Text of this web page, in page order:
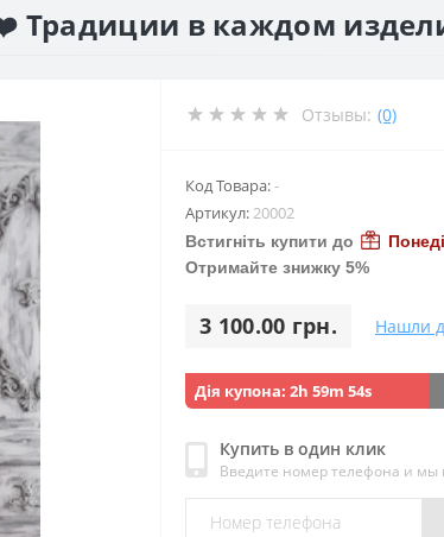
Традиции в каждом
Отзывы: (0)
Код Товара:-
Артикул:20002
Встигніть купити до
Отримайте знижку 5%
3 100.00 грн. Нашли
Дія купона: 2h 59m 53s
Купить в один клик
Введите номер телефона и мы